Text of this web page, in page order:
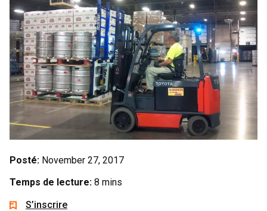
Posté: November 27, 2017
Temps de lecture: 8 mins
S’inscrire